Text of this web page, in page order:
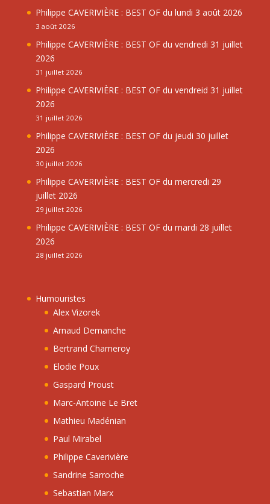
Philippe CAVERIVIÈRE : BEST OF du lundi 3 août 2026
3 août 2026
Philippe CAVERIVIÈRE : BEST OF du vendredi 31 juillet
2026
31 juillet 2026
Philippe CAVERIVIÈRE : BEST OF du vendreid 31 juillet
2026
31 juillet 2026
Philippe CAVERIVIÈRE : BEST OF du jeudi 30 juillet
2026
30 juillet 2026
Philippe CAVERIVIÈRE : BEST OF du mercredi 29
juillet 2026
29 juillet 2026
Philippe CAVERIVIÈRE : BEST OF du mardi 28 juillet
2026
28 juillet 2026
Humouristes
Alex Vizorek
Arnaud Demanche
Bertrand Chameroy
Elodie Poux
Gaspard Proust
Marc-Antoine Le Bret
Mathieu Madénian
Paul Mirabel
Philippe Caverivière
Sandrine Sarroche
Sebastian Marx